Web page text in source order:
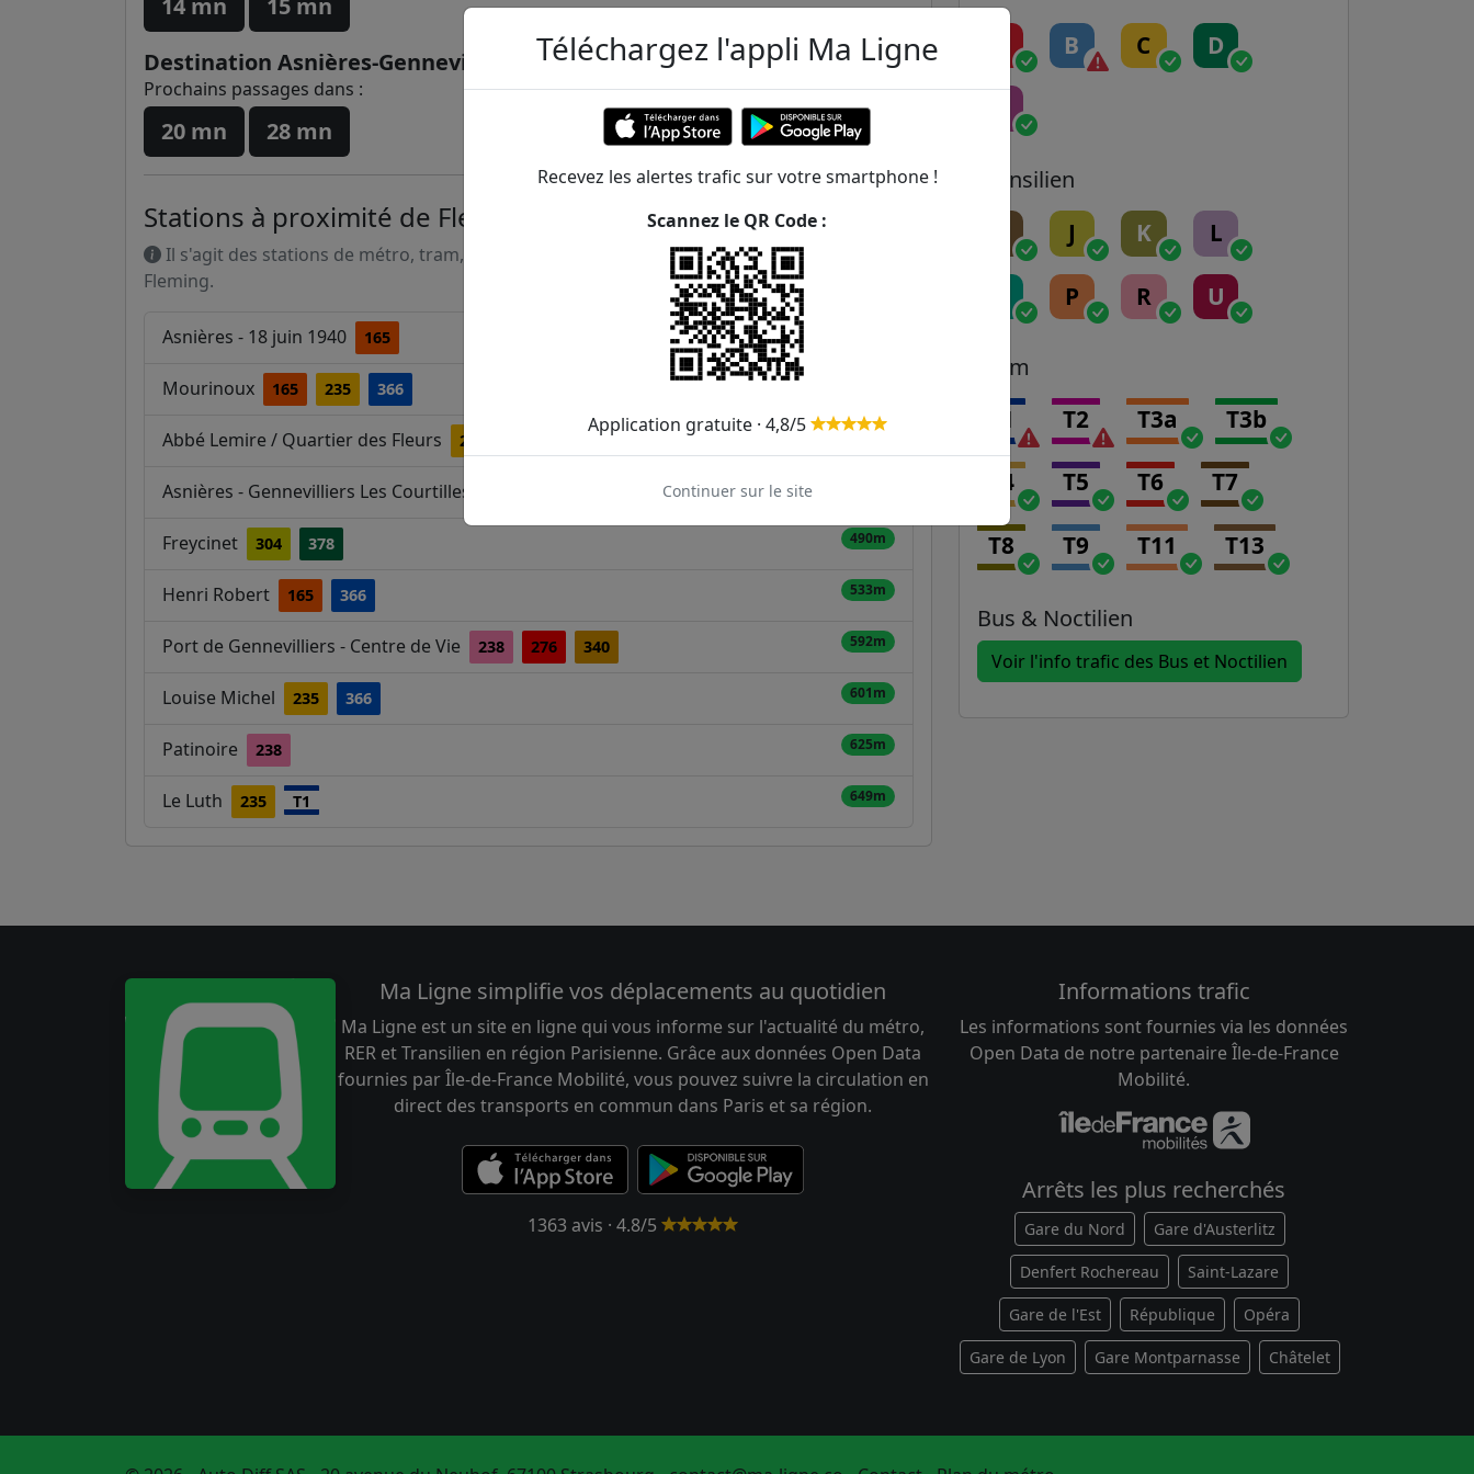
14 mn
15 mn
Destination Asnières-Gennevilliers-Gabriel Péri
Prochains passages dans :
20 mn 28 mn
Stations à proximité de Fleming
Il s'agit des stations de métro, tram, RER et transilien situées à moins de 1km de la gare
Fleming.
Asnières - 18 juin 1940 165
Mourinoux 165 235 366
Abbé Lemire / Quartier des Fleurs 235 304m
Asnières - Gennevilliers Les Courtilles 304 378 T1
Freycinet 304 378 490m
Henri Robert 165 366 533m
Port de Gennevilliers - Centre de Vie 238 276 340 592m
Louise Michel 235 366 601m
Patinoire 238 625m
Le Luth 235 T1 649m
B C D
Transilien
J K L
P R U
Tram
T1 T2 T3a T3b
T4 T5 T6 T7
T8 T9 T11 T13
Bus & Noctilien
Voir l'info trafic des Bus et Noctilien
Ma Ligne simplifie vos déplacements au quotidien
Ma Ligne est un site en ligne qui vous informe sur l'actualité du métro,
RER et Transilien en région Parisienne. Grâce aux données Open Data
fournies par Île-de-France Mobilité, vous pouvez suivre la circulation en
direct des transports en commun dans Paris et sa région.
1363 avis · 4.8/5
Informations trafic
Les informations sont fournies via les données
Open Data de notre partenaire Île-de-France
Mobilité.
Arrêts les plus recherchés
Gare du Nord Gare d'Austerlitz
Denfert Rochereau Saint-Lazare
Gare de l'Est République Opéra
Gare de Lyon Gare Montparnasse Châtelet
Téléchargez l'appli Ma Ligne
Recevez les alertes trafic sur votre smartphone !
Scannez le QR Code :
Application gratuite · 4,8/5
Continuer sur le site